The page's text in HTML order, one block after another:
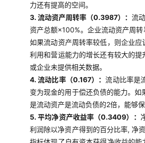
力还有提高的空间。
3. 流动资产周转率（0.3987）：流
资产总额×100%。企业流动资产周
如果流动资产周转率较低，则企业
利用和营运能力的增长还有较大的
或企业未提供相关数据。
4. 流动比率（0.167）：流动比率是
变为现金的用于偿还负债的能力。
是流动资产是流动负债的2倍，能够
5. 平均净资产收益率（0.3409）：
利润除以净资产得到的百分比率, 净